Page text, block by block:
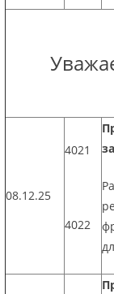
08.12.25
4021
4022